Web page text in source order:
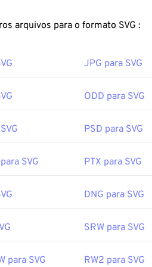
informações para a criação
navegadores, como Firefoxou
de Notas do Windowsouo
Suite primeiro. A conversão de
de SVG para GIFou SVG para
FreeConvert.com pode converter seus outros arquivos para o formato SVG :
JPG para SVG
ODD para SVG
PSD para SVG
SVG PTX para SVG
DNG para SVG
SRW para SVG
para SVG RW2 para SVG